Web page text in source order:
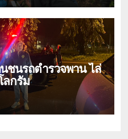
นชนรถตำรวจพาน ไล่
ลกรัม